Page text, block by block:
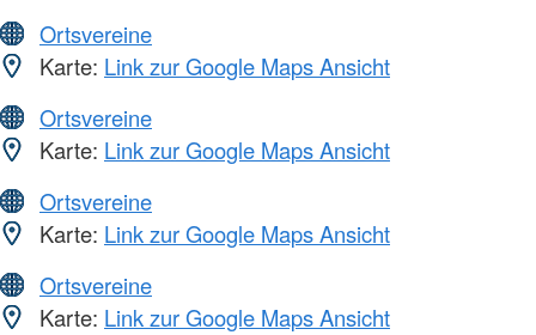
Ortsvereine
Karte: Link zur Google Maps Ansicht
Ortsvereine
Karte: Link zur Google Maps Ansicht
Ortsvereine
Karte: Link zur Google Maps Ansicht
Ortsvereine
Karte: Link zur Google Maps Ansicht